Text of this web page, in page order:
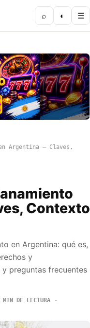
⌕ ◐ ☰
Argentina – Claves,
Contexto
en Argentina: qué es,
y
preguntas frecuentes
MIN DE LECTURA